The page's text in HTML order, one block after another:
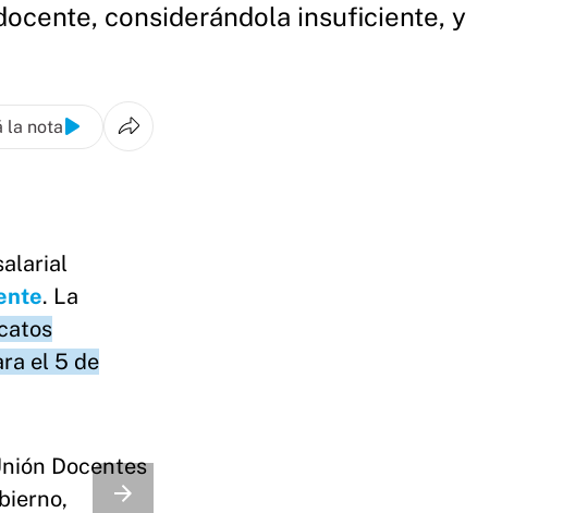
considerándola insuficiente, y
la nota
. La
el 5 de
Docentes